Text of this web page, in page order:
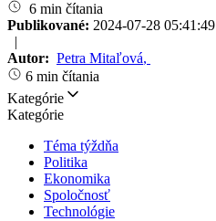
6 min čítania
Publikované: 2024-07-28 05:41:49
|
Autor: Petra Mitaľová,
6 min čítania
Kategórie
Kategórie
Téma týždňa
Politika
Ekonomika
Spoločnosť
Technológie